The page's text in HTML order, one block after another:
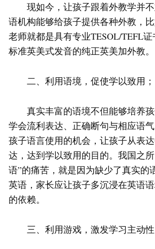
现如今，让孩子跟着外教学并不
语机构能够给孩子提供各种外教，
老师就都是具有专业TESOL/TEFL证
标准英美式发音的纯正英美加外教。
二、利用语境，促使学以致用；
真实丰富的语境不但能够培养孩
学会流利表达、正确断句与相应语
孩子语言使用的机会，让孩子从表
达，达到学以致用的目的。我国之
语”的痛苦，就是因为缺少了真实的
英语，家长应让孩子多沉浸在英语
的依赖。
三、利用游戏，激发学习主动性